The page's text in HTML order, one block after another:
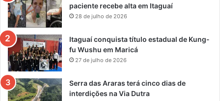
paciente recebe alta em Itaguaí
28 de julho de 2026
Itaguaí conquista título estadual de Kung-
fu Wushu em Maricá
27 de julho de 2026
Serra das Araras terá cinco dias de
interdições na Via Dutra